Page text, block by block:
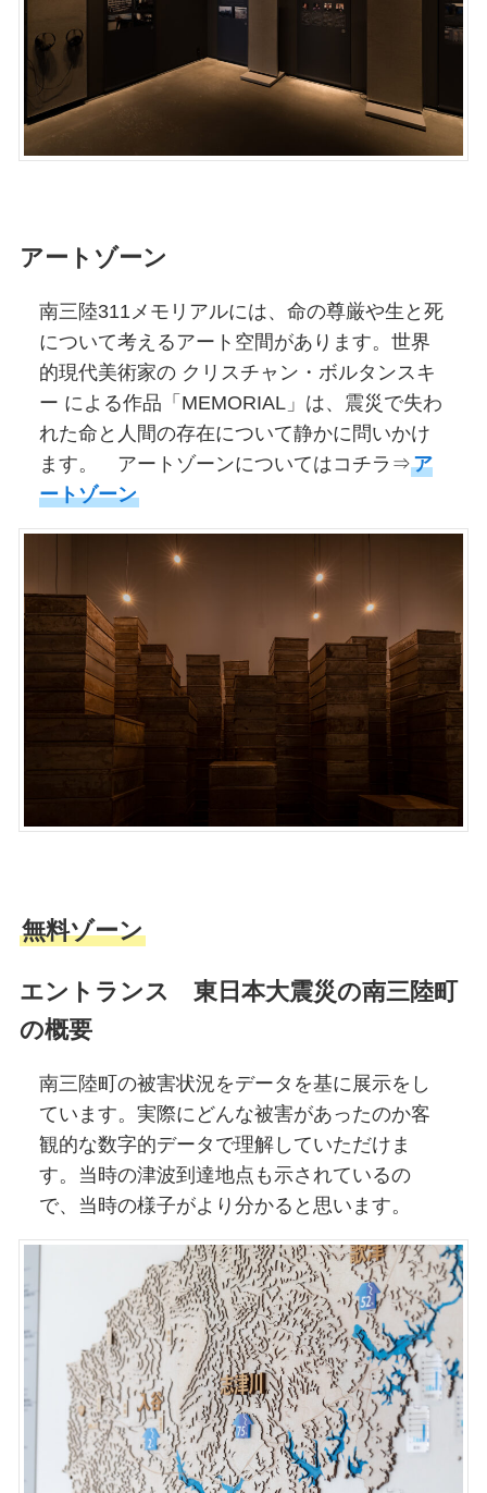
アートゾーン
南三陸311メモリアルには、命の尊厳や生と死
について考えるアート空間があります。世界
的現代美術家の クリスチャン・ボルタンスキ
ー による作品「MEMORIAL」は、震災で失わ
れた命と人間の存在について静かに問いかけ
ます。 アートゾーンについてはコチラ⇒ア
ートゾーン
無料ゾーン
エントランス 東日本大震災の南三陸町
の概要
南三陸町の被害状況をデータを基に展示をし
ています。実際にどんな被害があったのか客
観的な数字的データで理解していただけま
す。当時の津波到達地点も示されているの
で、当時の様子がより分かると思います。